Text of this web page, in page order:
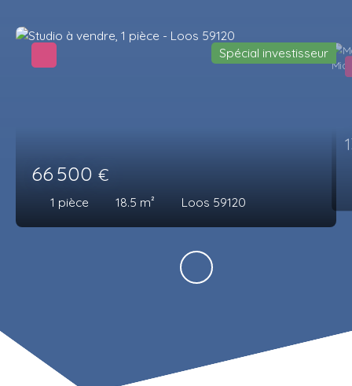
66 500 €
1 pièce 18.5 m² Loos 59120
Spécial investisseur